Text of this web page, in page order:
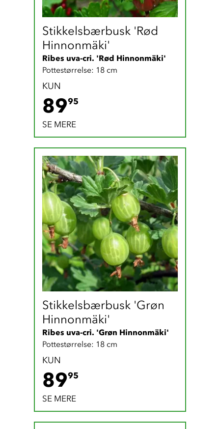
Stikkelsbærbusk 'Rød
Hinnonmäki'
Ribes uva-cri. 'Rød Hinnonmäki'
Pottestørrelse: 18 cm
KUN
8995
SE MERE
Stikkelsbærbusk 'Grøn
Hinnonmäki'
Ribes uva-cri. 'Grøn Hinnonmäki'
Pottestørrelse: 18 cm
KUN
8995
SE MERE